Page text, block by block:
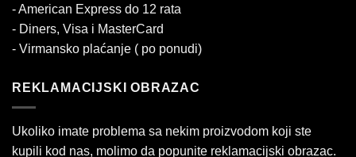
- American Express do 12 rata
- Diners, Visa i MasterCard
- Virmansko plaćanje ( po ponudi)
REKLAMACIJSKI OBRAZAC
Ukoliko imate problema sa nekim proizvodom koji ste
kupili kod nas, molimo da popunite reklamacijski obrazac.